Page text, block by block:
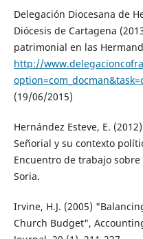
Delegación Diocesana de
Diócesis de Cartagena
patrimonial en las
http://
(19/06/2015)
Hernández Esteve, E.
Señorial y su contexto
Encuentro de trabajo
Soria.
Irvine, H.J. (2005)
Church Budget",